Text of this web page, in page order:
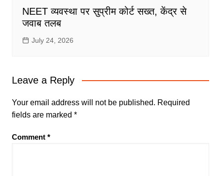
NEET व्यवस्था पर सुप्रीम कोर्ट सख्त, केंद्र से
जवाब तलब
July 24, 2026
Leave a Reply
Your email address will not be published. Required
fields are marked *
Comment *